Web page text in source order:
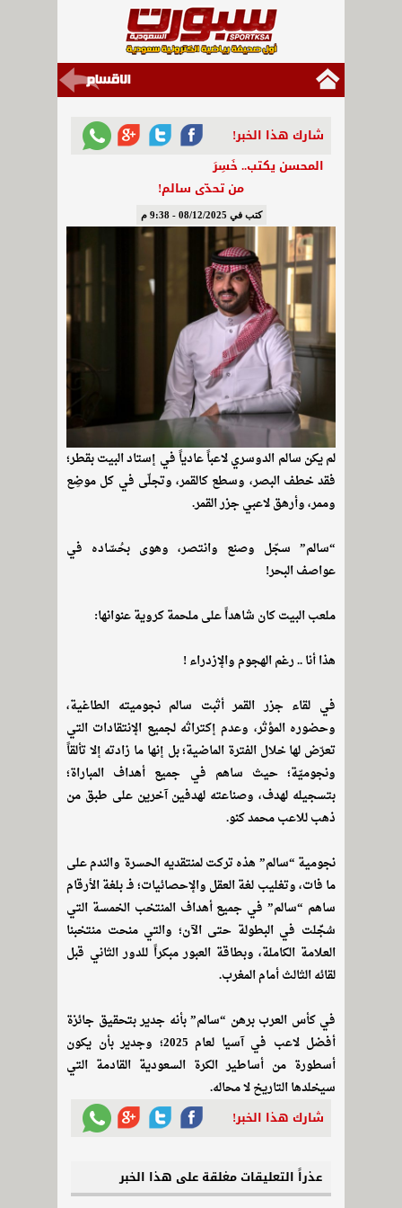
شارك هذا الخبر!
المحسن يكتب.. خَسِرَ
من تحدّى سالم!
كتب في 08/12/2025 - 9:38 م
لم يكن سالم الدوسري لاعباً عادياً في إستاد البيت بقطر؛
فقد خطف البصر، وسطع كالقمر، وتجلّى في كل موضِع
وممر، وأرهق لاعبي جزر القمر.
“سالم” سجّل وصنع وانتصر، وهوى بحُسّاده في
عواصف البحر!
ملعب البيت كان شاهداً على ملحمة كروية عنوانها:
هذا أنا .. رغم الهجوم والإزدراء !
في لقاء جزر القمر أثبت سالم نجوميته الطاغية،
وحضوره المؤثر، وعدم إكتراثه لجميع الإنتقادات التي
تعرّض لها خلال الفترة الماضية؛ بل إنها ما زادته إلا تألقاً
ونجوميّة؛ حيث ساهم في جميع أهداف المباراة؛
بتسجيله لهدف، وصناعته لهدفين آخرين على طبق من
ذهب للاعب محمد كنو.
نجومية “سالم” هذه تركت لمنتقديه الحسرة والندم على
ما فات، وتغليب لغة العقل والإحصائيات؛ فـ بلغة الأرقام
ساهم “سالم” في جميع أهداف المنتخب الخمسة التي
سُجِّلت في البطولة حتى الآن؛ والتي منحت منتخبنا
العلامة الكاملة، وبطاقة العبور مبكراً للدور الثاني قبل
لقائه الثالث أمام المغرب.
في كأس العرب برهن “سالم” بأنه جدير بتحقيق جائزة
أفضل لاعب في آسيا لعام 2025؛ وجدير بأن يكون
أسطورة من أساطير الكرة السعودية القادمة التي
سيخلدها التاريخ لا محاله.
شارك هذا الخبر!
عذراً التعليقات مغلقة على هذا الخبر